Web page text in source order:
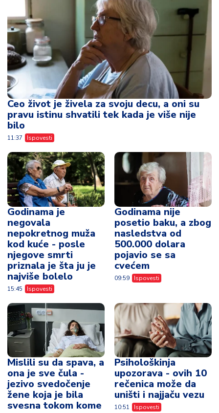
Ceo život je živela za svoju decu, a oni su
pravu istinu shvatili tek kada je više nije
bilo
11:37 Ispovesti
Godinama je
negovala
nepokretnog muža
kod kuće - posle
njegove smrti
priznala je šta ju je
najviše bolelo
15:45 Ispovesti
Godinama nije
posetio baku, a zbog
nasledstva od
500.000 dolara
pojavio se sa
cvećem
09:59 Ispovesti
Mislili su da spava, a
ona je sve čula -
jezivo svedočenje
žene koja je bila
svesna tokom kome
Psihološkinja
upozorava - ovih 10
rečenica može da
uništi i najjaču vezu
10:51 Ispovesti